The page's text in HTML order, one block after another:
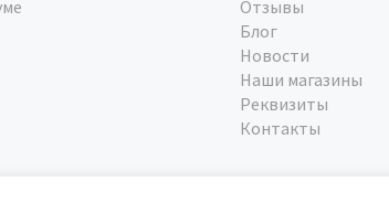
Отзывы
Блог
Новости
Наши магазины
Реквизиты
Контакты